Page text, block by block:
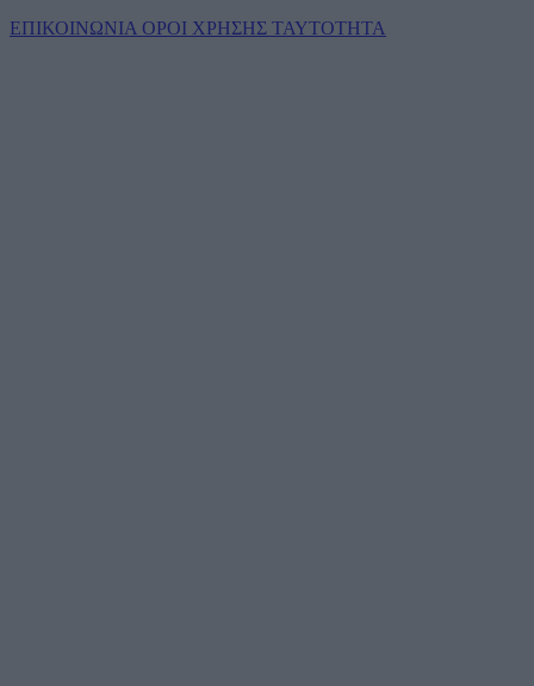
ΕΠΙΚΟΙΝΩΝΙΑ ΟΡΟΙ ΧΡΗΣΗΣ ΤΑΥΤΟΤΗΤΑ